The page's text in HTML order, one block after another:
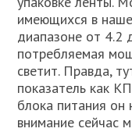
имеющихся в
диапазоне от
потребляемая
светит. Правда,
показатель как
блока питания он
внимание сейчас